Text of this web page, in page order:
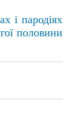
і пародіях
половини